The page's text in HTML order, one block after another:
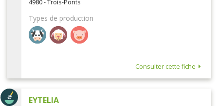
4980 - Trois-Ponts
Types de production
Consulter cette fiche
EYTELIA